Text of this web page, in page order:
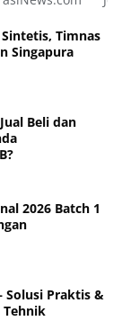
Timnas
Singapura
Beli dan
2026 Batch 1
Solusi Praktis &
Tehnik